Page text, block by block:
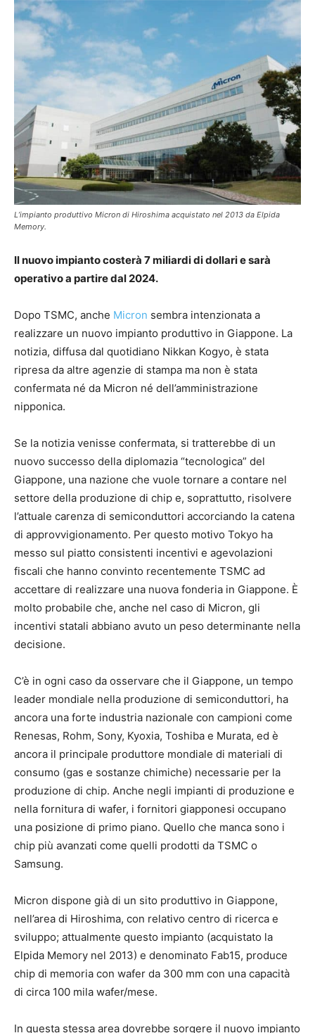
L’impianto produttivo Micron di Hiroshima acquistato nel 2013 da Elpida
Memory.
Il nuovo impianto costerà 7 miliardi di dollari e sarà
operativo a partire dal 2024.
Dopo TSMC, anche Micron sembra intenzionata a
realizzare un nuovo impianto produttivo in Giappone. La
notizia, diffusa dal quotidiano Nikkan Kogyo, è stata
ripresa da altre agenzie di stampa ma non è stata
confermata né da Micron né dell’amministrazione
nipponica.
Se la notizia venisse confermata, si tratterebbe di un
nuovo successo della diplomazia “tecnologica” del
Giappone, una nazione che vuole tornare a contare nel
settore della produzione di chip e, soprattutto, risolvere
l’attuale carenza di semiconduttori accorciando la catena
di approvvigionamento. Per questo motivo Tokyo ha
messo sul piatto consistenti incentivi e agevolazioni
fiscali che hanno convinto recentemente TSMC ad
accettare di realizzare una nuova fonderia in Giappone. È
molto probabile che, anche nel caso di Micron, gli
incentivi statali abbiano avuto un peso determinante nella
decisione.
C’è in ogni caso da osservare che il Giappone, un tempo
leader mondiale nella produzione di semiconduttori, ha
ancora una forte industria nazionale con campioni come
Renesas, Rohm, Sony, Kyoxia, Toshiba e Murata, ed è
ancora il principale produttore mondiale di materiali di
consumo (gas e sostanze chimiche) necessarie per la
produzione di chip. Anche negli impianti di produzione e
nella fornitura di wafer, i fornitori giapponesi occupano
una posizione di primo piano. Quello che manca sono i
chip più avanzati come quelli prodotti da TSMC o
Samsung.
Micron dispone già di un sito produttivo in Giappone,
nell’area di Hiroshima, con relativo centro di ricerca e
sviluppo; attualmente questo impianto (acquistato la
Elpida Memory nel 2013) e denominato Fab15, produce
chip di memoria con wafer da 300 mm con una capacità
di circa 100 mila wafer/mese.
In questa stessa area dovrebbe sorgere il nuovo impianto